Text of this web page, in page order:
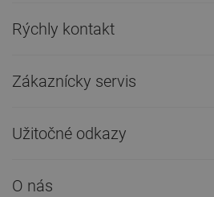
Rýchly kontakt
Zákaznícky servis
Užitočné odkazy
O nás